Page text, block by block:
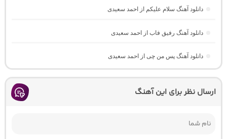
دانلود آهنگ سلام علیکم از احمد سعیدی
دانلود آهنگ رفیق فاب از احمد سعیدی
دانلود آهنگ پس من چی از احمد سعیدی
ارسال نظر برای این آهنگ